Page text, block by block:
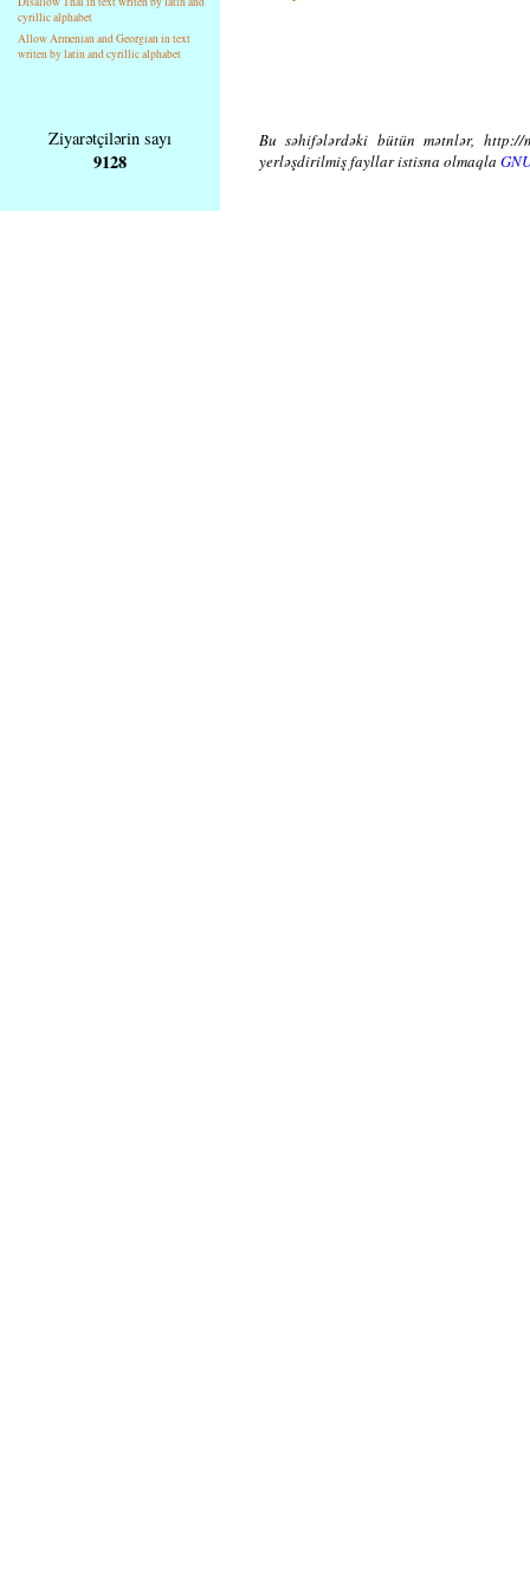
cyrillic alphabet
Allow Armenian and Georgian in text
writen by latin and cyrillic alphabet
Ziyarətçilərin sayı
9128
Bu səhifələrdəki bütün mətnlər, http://
yerləşdirilmiş fayllar istisna olmaqla